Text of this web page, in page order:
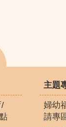
/
主題
婦幼
請專